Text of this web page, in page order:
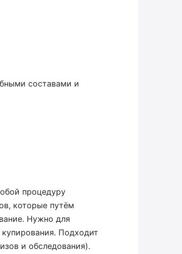
составами и
процедуру
которые путём
Нужно для
Подходит
и обследования).